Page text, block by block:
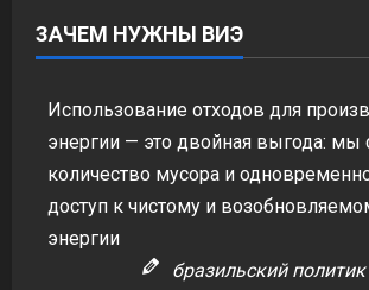
ЗАЧЕМ НУЖНЫ ВИЭ
Использование отходов для
энергии — это двойная выгода:
количество мусора и
доступ к чистому и
энергии
бразильский